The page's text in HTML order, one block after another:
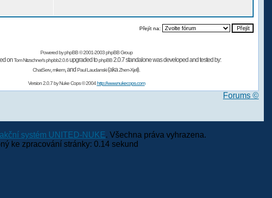
Přejít na:
Powered byphpBB© 2001-2003 phpBB Group
onTom Nitzschner'sphpbb2.0.6upgraded tophpBB2.0.7 standalone was developed and tested by:
ChatServ,mikem,and Paul Laudanski(akaZhen-Xjell).
Version 2.0.7 byNuke Cops© 2004http://www.nukecops.com
Forums ©
systém UNITED-NUKE. Všechna práva vyhrazena.
ke zpracování stránky: 0.14 sekund